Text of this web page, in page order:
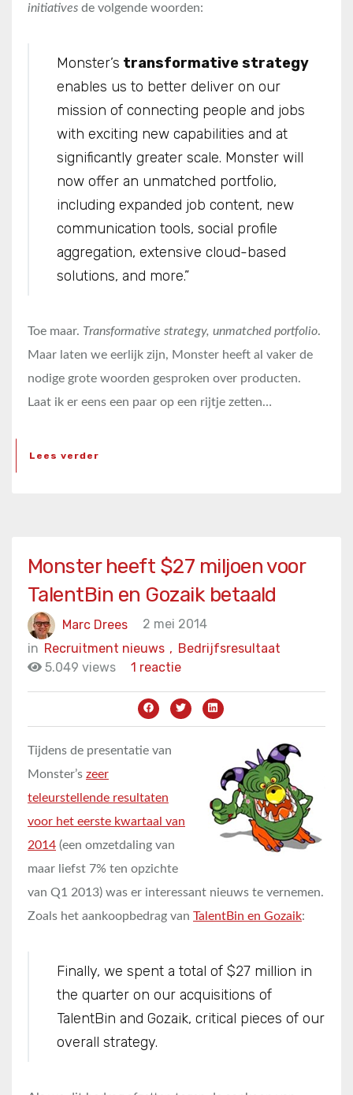
initiatives de volgende woorden:
Monster’s transformative strategy
enables us to better deliver on our
mission of connecting people and jobs
with exciting new capabilities and at
significantly greater scale. Monster will
now offer an unmatched portfolio,
including expanded job content, new
communication tools, social profile
aggregation, extensive cloud-based
solutions, and more.”
Toe maar. Transformative strategy, unmatched portfolio.
Maar laten we eerlijk zijn, Monster heeft al vaker de
nodige grote woorden gesproken over producten.
Laat ik er eens een paar op een rijtje zetten…
Lees verder
Monster heeft $27 miljoen voor
TalentBin en Gozaik betaald
Marc Drees
2 mei 2014
in
Bedrijfsresultaat
Recruitment nieuws ,
5.049 views
1 reactie
Tijdens de presentatie van
Monster’s zeer
teleurstellende resultaten
voor het eerste kwartaal van
2014 (een omzetdaling van
maar liefst 7% ten opzichte
van Q1 2013) was er interessant nieuws te vernemen.
Zoals het aankoopbedrag van TalentBin en Gozaik:
Finally, we spent a total of $27 million in
the quarter on our acquisitions of
TalentBin and Gozaik, critical pieces of our
overall strategy.